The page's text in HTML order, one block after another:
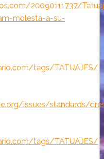
20090111737/
molesta-a-su-
tags/TATUAJES/
issues/standards/
tags/TATUAJES/